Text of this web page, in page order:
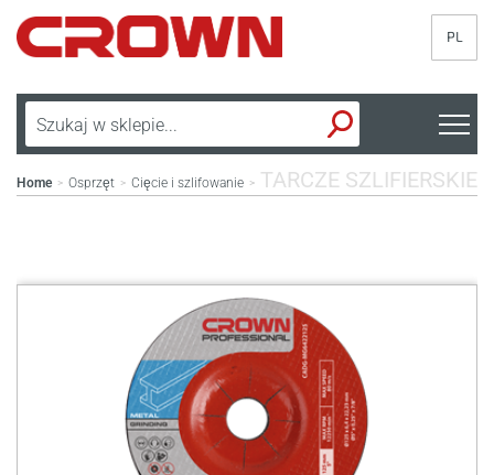
PL
Home > Osprzęt > Cięcie i szlifowanie > TARCZE SZLIFIERSKIE